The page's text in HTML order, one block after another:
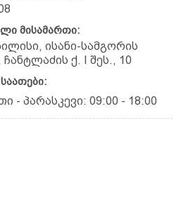
მისამართი:
ისანი-სამგორის
ქ. I შეს., 10
- პარასკევი: 09:00 - 18:00